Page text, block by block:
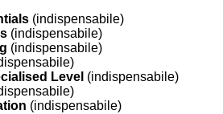
(indispensabile)
(indispensabile)
(indispensabile)
Level (indispensabile)
(indispensabile)